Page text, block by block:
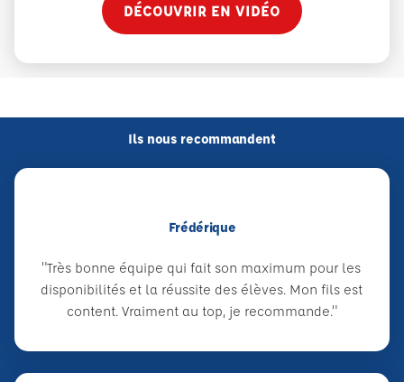
DÉCOUVRIR EN VIDÉO
Ils nous recommandent
Frédérique
"Très bonne équipe qui fait son maximum pour les
disponibilités et la réussite des élèves. Mon fils est
content. Vraiment au top, je recommande."